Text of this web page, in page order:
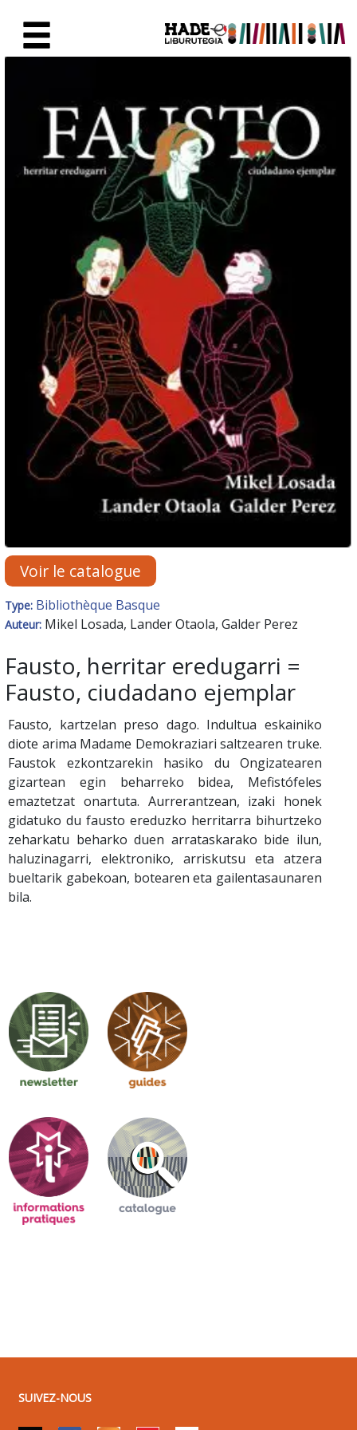
Fiche de Nouveaux Livres -
Voir le catalogue
Type: Bibliothèque Basque
Auteur: Mikel Losada, Lander Otaola, Galder Perez
Fausto, herritar eredugarri =
Fausto, ciudadano ejemplar
Fausto, kartzelan preso dago. Indultua eskainiko
diote arima Madame Demokraziari saltzearen truke.
Faustok ezkontzarekin hasiko du Ongizatearen
gizartean egin beharreko bidea, Mefistófeles
emaztetzat onartuta. Aurrerantzean, izaki honek
gidatuko du fausto ereduzko herritarra bihurtzeko
zeharkatu beharko duen arrataskarako bide ilun,
haluzinagarri, elektroniko, arriskutsu eta atzera
bueltarik gabekoan, botearen eta gailentasaunaren
bila.
SUIVEZ-NOUS